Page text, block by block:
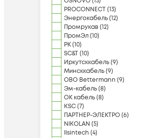
PROCONNECT(13)
Энергокабель(12)
Промрукав(12)
ПромЭл(10)
РК(10)
SC&T(10)
Иркутсккабель(9)
Минсккабель(9)
OBO Bettermann (9)
Эм-кабель(8)
ОК кабель(8)
KSC(7)
ПАРТНЕР-ЭЛЕКТРО(6)
NIKOLAN (5)
Ilsintech (4)